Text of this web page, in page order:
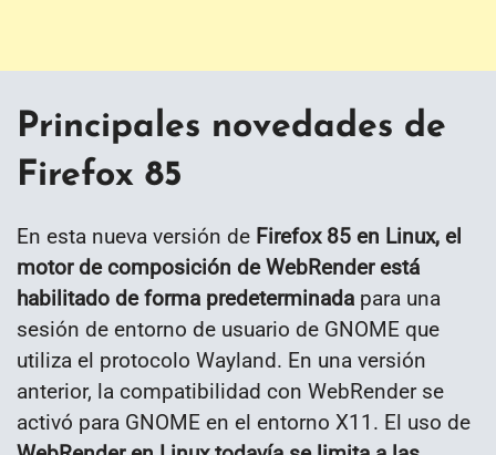
Principales novedades de
Firefox 85
En esta nueva versión de Firefox 85 en Linux, el
motor de composición de WebRender está
habilitado de forma predeterminada para una
sesión de entorno de usuario de GNOME que
utiliza el protocolo Wayland. En una versión
anterior, la compatibilidad con WebRender se
activó para GNOME en el entorno X11. El uso de